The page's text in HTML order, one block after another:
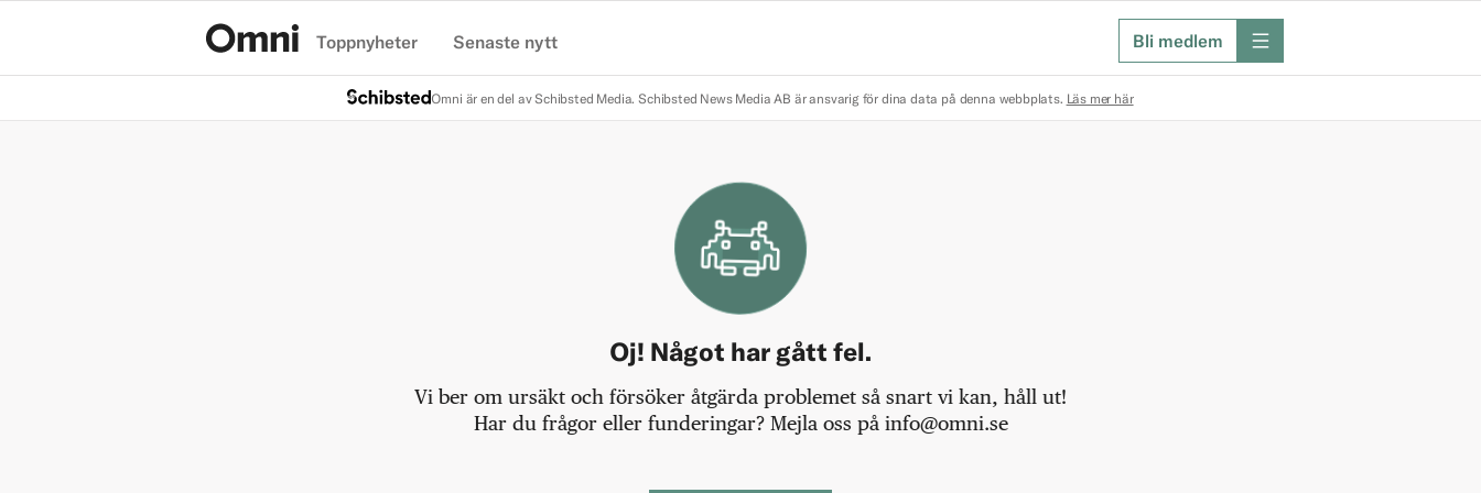
Toppnyheter Senaste nytt Bli medlem meny
Omni är en del av Schibsted Media. Schibsted News Media AB är ansvarig för dina data på denna webbplats. Läs mer här
Oj! Något har gått fel.
Vi ber om ursäkt och försöker åtgärda problemet så snart vi kan, håll ut!
Har du frågor eller funderingar? Mejla oss på info@omni.se